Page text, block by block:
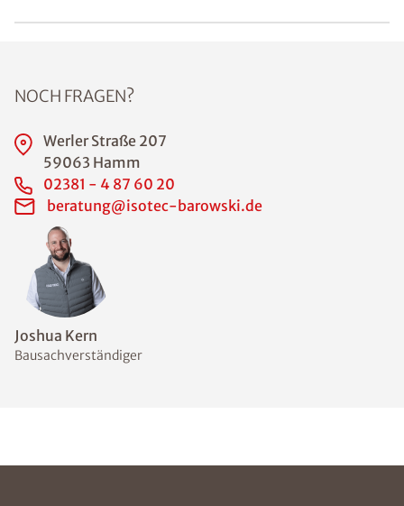
Joshua Kern
Bausachverständiger
NOCH FRAGEN?
Werler Straße 207
59063 Hamm
02381 - 4 87 60 20
beratung@isotec-barowski.de